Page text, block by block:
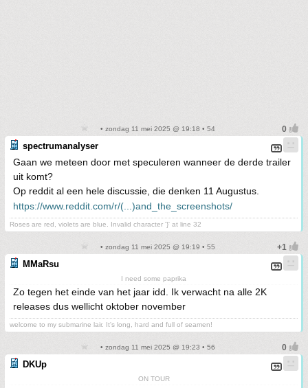
• zondag 11 mei 2025 @ 19:18 • 54
spectrumanalyser
Gaan we meteen door met speculeren wanneer de derde trailer
uit komt?
Op reddit al een hele discussie, die denken 11 Augustus.
https://www.reddit.com/r/(...)and_the_screenshots/
Roses are red, violets are blue. Invalid character '}' at line 32
• zondag 11 mei 2025 @ 19:19 • 55
MMaRsu
I need some paprika
Zo tegen het einde van het jaar idd. Ik verwacht na alle 2K
releases dus wellicht oktober november
welcome to my submarine lair. It's long, hard and full of seamen!
• zondag 11 mei 2025 @ 19:23 • 56
DKUp
ON TOUR